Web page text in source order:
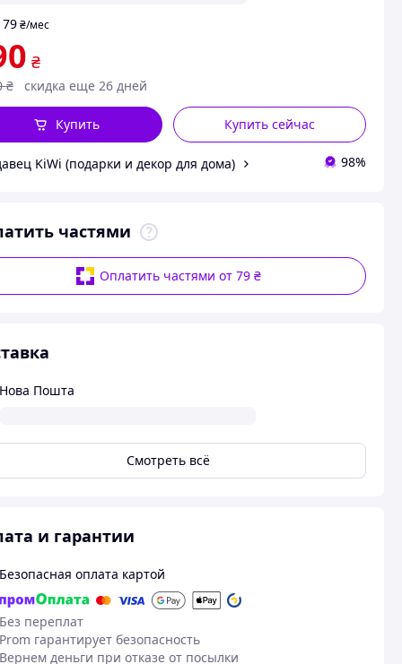
79 ₴/мес
₴
₴ скидка еще 26 дней
Купить сейчас
Купить
KiWi (подарки и декор для дома) 98%
частями
Оплатить частями от 79 ₴
Нова Пошта
Смотреть всё
и гарантии
Безопасная оплата картой
Без переплат
Prom гарантирует безопасность
Вернем деньги при отказе от посылки